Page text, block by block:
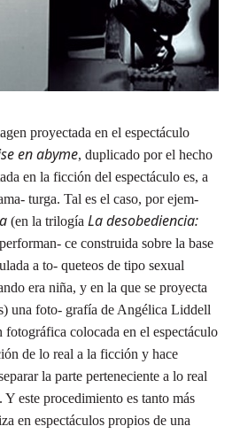
proyectada en el espectáculo
en abyme, duplicado por el hecho
en la ficción del espectáculo es, a
turga. Tal es el caso, por ejem-
(en la trilogía La desobediencia:
ce construida sobre la base
a to- queteos de tipo sexual
era niña, y en la que se proyecta
una foto- grafía de Angélica Liddell
colocada en el espectáculo
de lo real a la ficción y hace
la parte perteneciente a lo real
Y este procedimiento es tanto más
en espectáculos propios de una